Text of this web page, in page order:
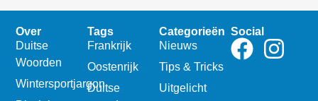
Over
Duitse
Woorden
Wintersportjargon
Tags
Frankrijk
Oostenrijk
Duitse
Categorieën
Nieuws
Tips & Tricks
Uitgelicht
Social